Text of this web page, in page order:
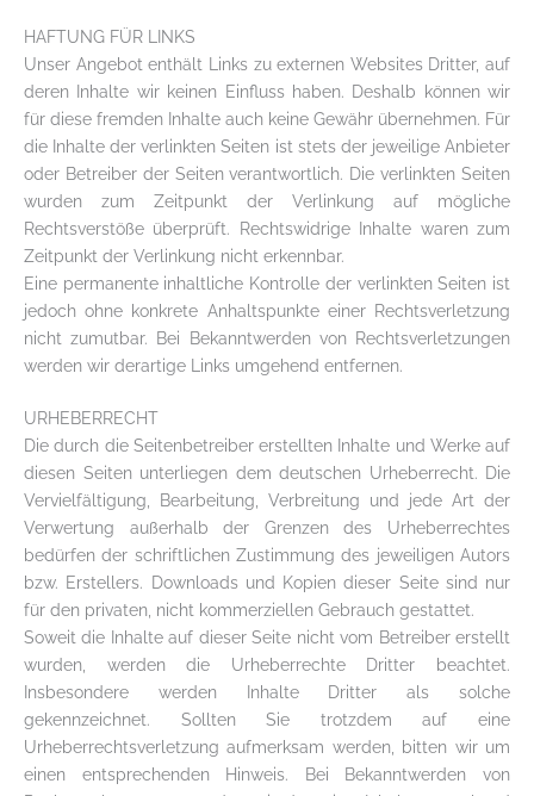
HAFTUNG FÜR LINKS
Unser Angebot enthält Links zu externen Websites Dritter, auf
deren Inhalte wir keinen Einfluss haben. Deshalb können wir
für diese fremden Inhalte auch keine Gewähr übernehmen. Für
die Inhalte der verlinkten Seiten ist stets der jeweilige Anbieter
oder Betreiber der Seiten verantwortlich. Die verlinkten Seiten
wurden zum Zeitpunkt der Verlinkung auf mögliche
Rechtsverstöße überprüft. Rechtswidrige Inhalte waren zum
Zeitpunkt der Verlinkung nicht erkennbar.
Eine permanente inhaltliche Kontrolle der verlinkten Seiten ist
jedoch ohne konkrete Anhaltspunkte einer Rechtsverletzung
nicht zumutbar. Bei Bekanntwerden von Rechtsverletzungen
werden wir derartige Links umgehend entfernen.
URHEBERRECHT
Die durch die Seitenbetreiber erstellten Inhalte und Werke auf
diesen Seiten unterliegen dem deutschen Urheberrecht. Die
Vervielfältigung, Bearbeitung, Verbreitung und jede Art der
Verwertung außerhalb der Grenzen des Urheberrechtes
bedürfen der schriftlichen Zustimmung des jeweiligen Autors
bzw. Erstellers. Downloads und Kopien dieser Seite sind nur
für den privaten, nicht kommerziellen Gebrauch gestattet.
Soweit die Inhalte auf dieser Seite nicht vom Betreiber erstellt
wurden, werden die Urheberrechte Dritter beachtet.
Insbesondere werden Inhalte Dritter als solche
gekennzeichnet. Sollten Sie trotzdem auf eine
Urheberrechtsverletzung aufmerksam werden, bitten wir um
einen entsprechenden Hinweis. Bei Bekanntwerden von